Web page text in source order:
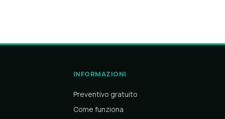
INFORMAZIONI
Preventivo gratuito
Come funziona